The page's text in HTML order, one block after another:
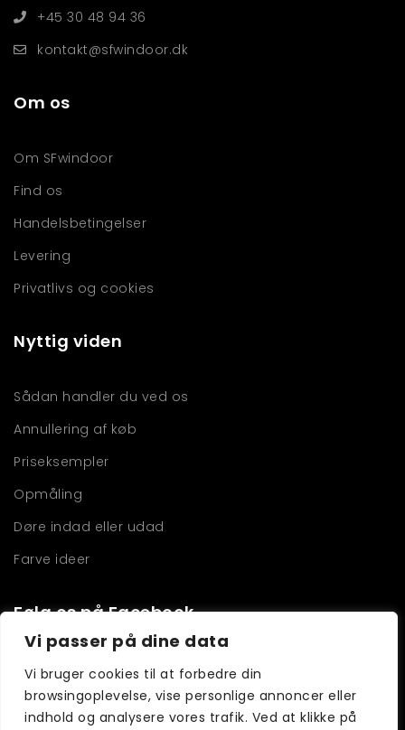
Vi passer på dine data
Vi bruger cookies til at forbedre din
browsingoplevelse, vise personlige annoncer eller
indhold og analysere vores trafik. Ved at klikke på
+45 30 48 94 36
kontakt@sfwindoor.dk
Om os
Om SFwindoor
Find os
Handelsbetingelser
Levering
Privatlivs og cookies
Nyttig viden
Sådan handler du ved os
Annullering af køb
Priseksempler
Opmåling
Døre indad eller udad
Farve ideer
Følg os på Facebook